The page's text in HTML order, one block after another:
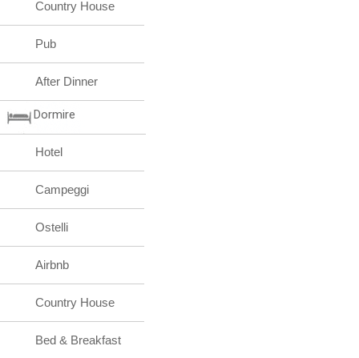
Country House
Pub
After Dinner
Dormire
Hotel
Campeggi
Ostelli
Airbnb
Country House
Bed & Breakfast